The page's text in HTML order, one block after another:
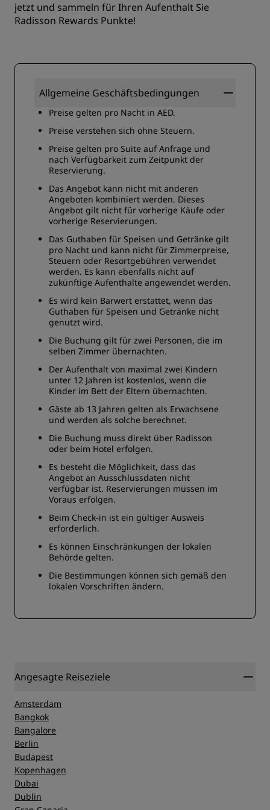
jetzt und sammeln für Ihren Aufenthalt Sie
Radisson Rewards Punkte!
Allgemeine Geschäftsbedingungen
Preise gelten pro Nacht in AED.
Preise verstehen sich ohne Steuern.
Preise gelten pro Suite auf Anfrage und
nach Verfügbarkeit zum Zeitpunkt der
Reservierung.
Das Angebot kann nicht mit anderen
Angeboten kombiniert werden. Dieses
Angebot gilt nicht für vorherige Käufe oder
vorherige Reservierungen.
Das Guthaben für Speisen und Getränke gilt
pro Nacht und kann nicht für Zimmerpreise,
Steuern oder Resortgebühren verwendet
werden. Es kann ebenfalls nicht auf
zukünftige Aufenthalte angewendet werden.
Es wird kein Barwert erstattet, wenn das
Guthaben für Speisen und Getränke nicht
genutzt wird.
Die Buchung gilt für zwei Personen, die im
selben Zimmer übernachten.
Der Aufenthalt von maximal zwei Kindern
unter 12 Jahren ist kostenlos, wenn die
Kinder im Bett der Eltern übernachten.
Gäste ab 13 Jahren gelten als Erwachsene
und werden als solche berechnet.
Die Buchung muss direkt über Radisson
oder beim Hotel erfolgen.
Es besteht die Möglichkeit, dass das
Angebot an Ausschlussdaten nicht
verfügbar ist. Reservierungen müssen im
Voraus erfolgen.
Beim Check-in ist ein gültiger Ausweis
erforderlich.
Es können Einschränkungen der lokalen
Behörde gelten.
Die Bestimmungen können sich gemäß den
lokalen Vorschriften ändern.
Angesagte Reiseziele
Amsterdam
Bangkok
Bangalore
Berlin
Budapest
Kopenhagen
Dubai
Dublin